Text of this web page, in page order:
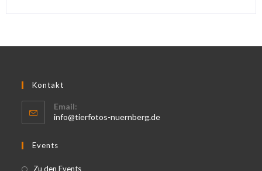
Kontakt
Email:
info@tierfotos-nuernberg.de
Events
Zu den Events